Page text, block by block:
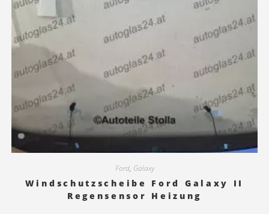
Ford, Galaxy
Windschutzscheibe Ford Galaxy II
Regensensor Heizung